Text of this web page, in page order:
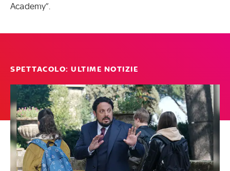
Academy”.
SPETTACOLO: ULTIME NOTIZIE